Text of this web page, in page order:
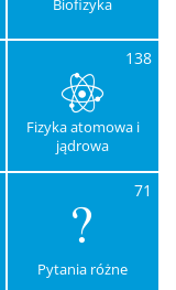
Biofizyka
138
Fizyka atomowa i
jądrowa
71
Pytania różne